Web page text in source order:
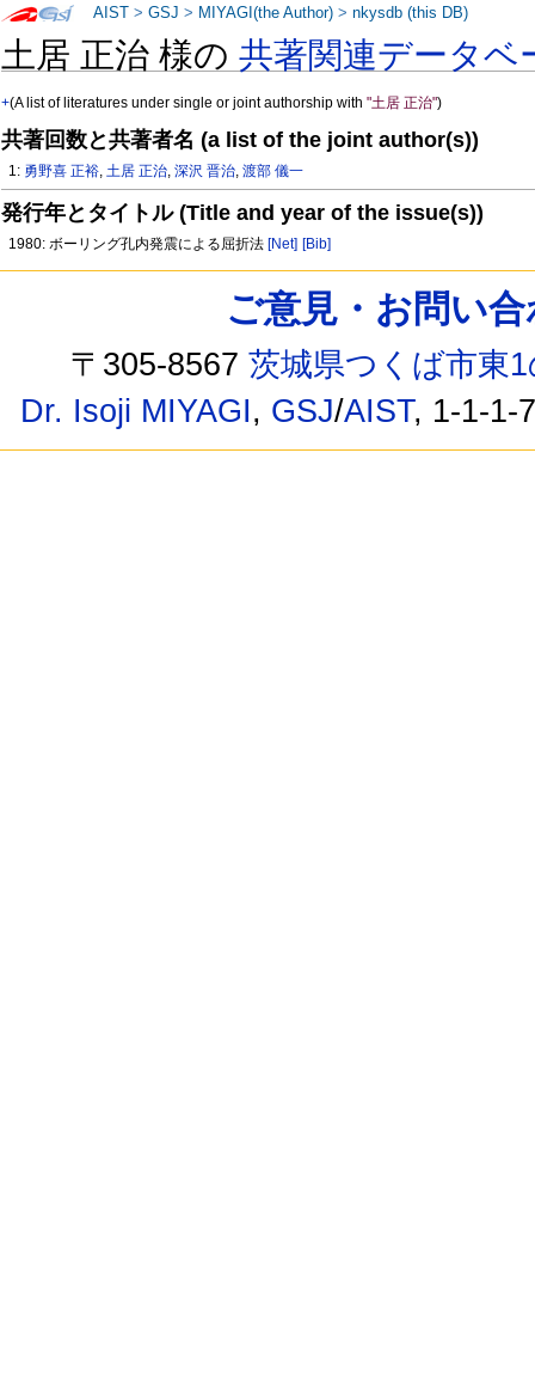
土居 正治 様の共著関連データベ
+(A list of literatures under single or joint authorship with"土居 正治")
共著回数と共著者名 (a list of the joint author(s))
1: 勇野喜 正裕,土居 正治,深沢 晋治,渡部 儀一
発行年とタイトル (Title and year of the issue(s))
1980: ボーリング孔内発震による屈折法 [Net] [Bib]
AIST >GSJ > MIYAGI(the Author) >nkysdb (this DB)
ご意見・お問い
〒305-8567茨城県つくば市東
Dr. Isoji MIYAGI, GSJ/AIST, 1-1-1-